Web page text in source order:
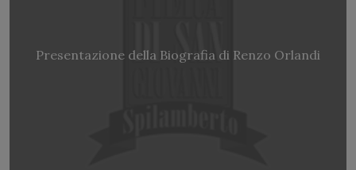
Presentazione della Biografia di Renzo Orlandi